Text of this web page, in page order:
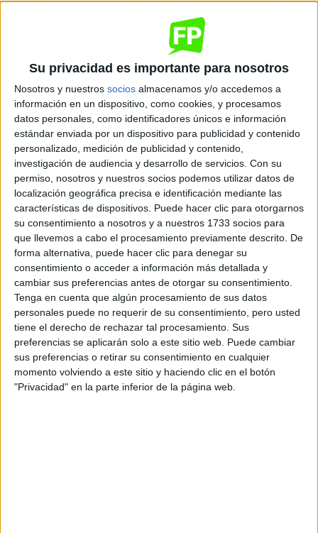
Su privacidad es importante para nosotros
Nosotros y nuestros socios almacenamos y/o accedemos a
información en un dispositivo, como cookies, y procesamos
datos personales, como identificadores únicos e información
estándar enviada por un dispositivo para publicidad y contenido
personalizado, medición de publicidad y contenido,
investigación de audiencia y desarrollo de servicios. Con su
permiso, nosotros y nuestros socios podemos utilizar datos de
localización geográfica precisa e identificación mediante las
características de dispositivos. Puede hacer clic para otorgarnos
su consentimiento a nosotros y a nuestros 1733 socios para
que llevemos a cabo el procesamiento previamente descrito. De
forma alternativa, puede hacer clic para denegar su
consentimiento o acceder a información más detallada y
cambiar sus preferencias antes de otorgar su consentimiento.
Tenga en cuenta que algún procesamiento de sus datos
personales puede no requerir de su consentimiento, pero usted
tiene el derecho de rechazar tal procesamiento. Sus
preferencias se aplicarán solo a este sitio web. Puede cambiar
sus preferencias o retirar su consentimiento en cualquier
momento volviendo a este sitio y haciendo clic en el botón
"Privacidad" en la parte inferior de la página web.
Eficiencia Energética y Energía Solar Térmica
CIFP Repelega
Portugalete Grado Superior Público
MODALIDADPresencial
Eficiencia Energética y Energía Solar Térmica
Colegio Maristas San Miguel
Zalla Grado Superior Concertado
MODALIDADPresencial
Quiero saber más→
Eficiencia Energética y Energía Solar Térmica
Leaflet| OSM Mapnik